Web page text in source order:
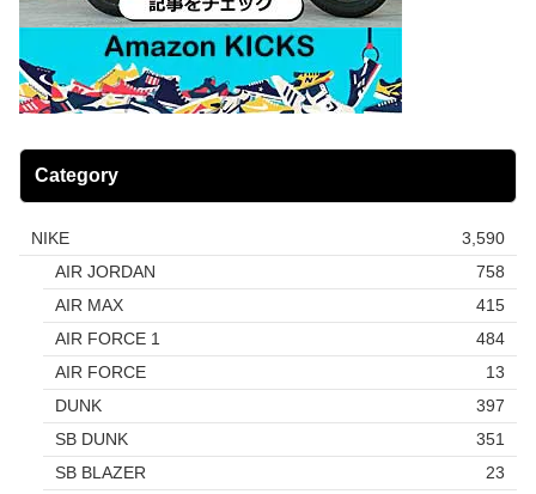
Category
NIKE
3,590
AIR JORDAN
758
AIR MAX
415
AIR FORCE 1
484
AIR FORCE
13
DUNK
397
SB DUNK
351
SB BLAZER
23